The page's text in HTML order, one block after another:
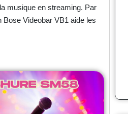
musique en streaming. Par
Bose Videobar VB1 aide les